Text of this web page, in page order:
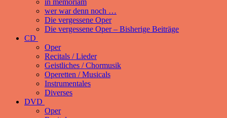
wer war denn noch …
Die vergessene Oper
Die vergessene Oper – Bisherige Beiträge
CD
Oper
Recitals / Lieder
Geistliches / Chormusik
Operetten / Musicals
Instrumentales
Diverses
DVD
Oper